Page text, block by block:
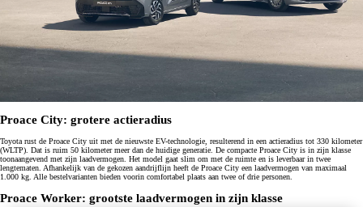
Proace City: grotere actieradius
Toyota rust de Proace City uit met de nieuwste EV-technologie, resulterend in een actieradius tot 330 kilometer
(WLTP). Dat is ruim 50 kilometer meer dan de huidige generatie. De compacte Proace City is in zijn klasse
toonaangevend met zijn laadvermogen. Het model gaat slim om met de ruimte en is leverbaar in twee
lengtematen. Afhankelijk van de gekozen aandrijflijn heeft de Proace City een laadvermogen van maximaal
1.000 kg. Alle bestelvarianten bieden voorin comfortabel plaats aan twee of drie personen.
Proace Worker: grootste laadvermogen in zijn klasse